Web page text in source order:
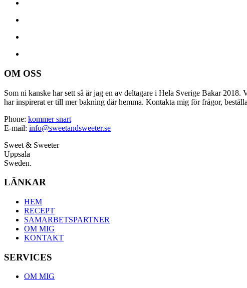
OM OSS
Som ni kanske har sett så är jag en av deltagare i Hela Sverige Bakar
har inspirerat er till mer bakning där hemma. Kontakta mig för frågor,
Phone: kommer snart
E-mail: info@sweetandsweeter.se
Sweet & Sweeter
Uppsala
Sweden.
LÄNKAR
HEM
RECEPT
SAMARBETSPARTNER
OM MIG
KONTAKT
SERVICES
OM MIG